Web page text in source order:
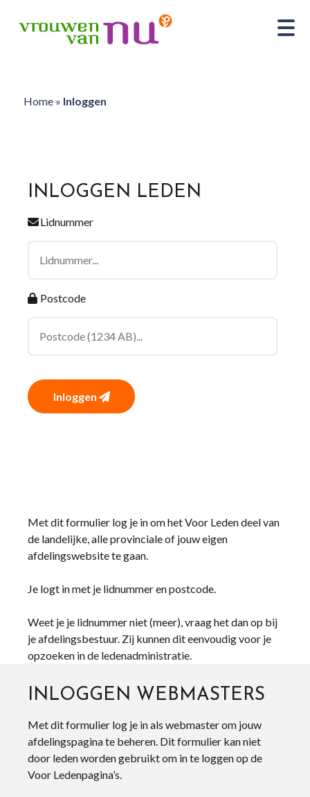
Home» Inloggen
INLOGGEN LEDEN
Lidnummer
Postcode
Inloggen
Met dit formulier log je in om het Voor Leden deel van
de landelijke, alle provinciale of jouw eigen
afdelingswebsite te gaan.
Je logt in met je lidnummer en postcode.
Weet je je lidnummer niet (meer), vraag het dan op bij
je afdelingsbestuur. Zij kunnen dit eenvoudig voor je
opzoeken in de ledenadministratie.
INLOGGEN WEBMASTERS
Met dit formulier log je in als webmaster om jouw
afdelingspagina te beheren. Dit formulier kan niet
door leden worden gebruikt om in te loggen op de
Voor Ledenpagina’s.